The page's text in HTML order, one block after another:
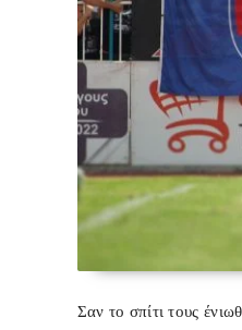
Σαν το σπίτι τους